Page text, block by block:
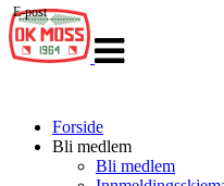
navigasjon
Forside
Bli medlem
Bli medlem
E-post